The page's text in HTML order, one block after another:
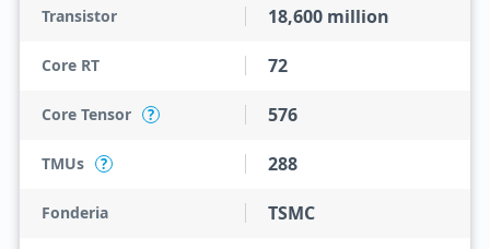
Transistor 18,600 million
Core RT 72
Core Tensor ? 576
TMUs ? 288
Fonderia TSMC